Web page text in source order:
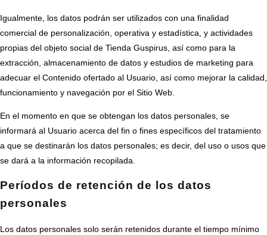
Igualmente, los datos podrán ser utilizados con una finalidad
comercial de personalización, operativa y estadística, y actividades
propias del objeto social de Tienda Guspirus, así como para la
extracción, almacenamiento de datos y estudios de marketing para
adecuar el Contenido ofertado al Usuario, así como mejorar la calidad,
funcionamiento y navegación por el Sitio Web.
En el momento en que se obtengan los datos personales, se
informará al Usuario acerca del fin o fines específicos del tratamiento
a que se destinarán los datos personales; es decir, del uso o usos que
se dará a la información recopilada.
Períodos de retención de los datos
personales
Los datos personales solo serán retenidos durante el tiempo mínimo